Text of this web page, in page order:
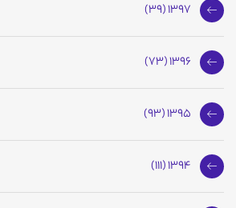
1397 (39)
1396 (73)
1395 (93)
1394 (111)